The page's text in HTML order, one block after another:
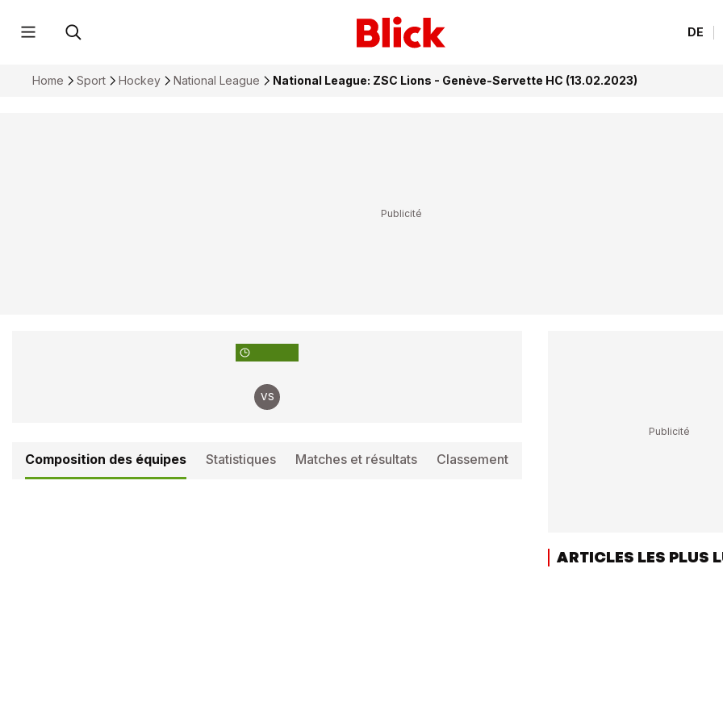
DE
Home Sport Hockey National League National League: ZSC Lions - Genève-Servette HC (13.02.2023)
VS
Composition des équipes Statistiques Matches et résultats Classement
ARTICLES LES PLUS